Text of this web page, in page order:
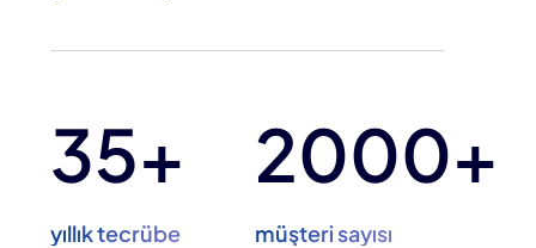
35+
yıllık tecrübe
2000+
müşteri sayısı